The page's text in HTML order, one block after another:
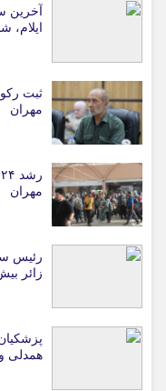
آخرین
ایلام،
ثبت
مهران
مهران
رئیس
زائر بیش از ۵۰
همدلی و